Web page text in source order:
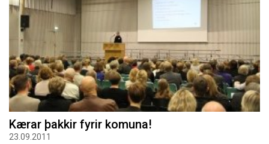
Kærar þakkir fyrir komuna!
23.09.2011